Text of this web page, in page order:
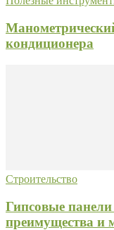
кондиционера
Строительство
Гипсовые
преимущества и